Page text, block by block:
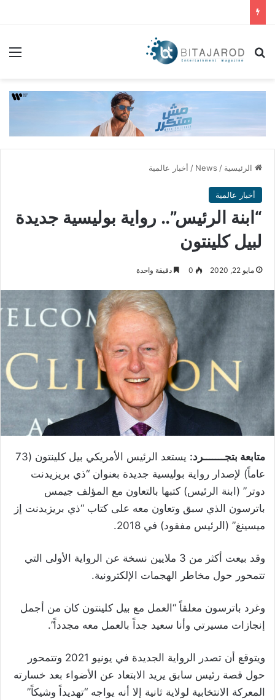
بحث عن
الرئيسية /
News
/ أخبار عالمية
أخبار عالمية
“ابنة الرئيس”.. رواية بوليسية جديدة
لبيل كلينتون
مايو 22, 2020 0 دقيقة واحدة
متابعة بتجـــــــرد:
يستعد الرئيس الأمريكي بيل كلينتون (73
عاماً) لإصدار رواية بوليسية جديدة بعنوان “ذي بريزيدنت
دوتر” (ابنة الرئيس) كتبها بالتعاون مع المؤلف جيمس
باترسون الذي سبق وتعاون معه على كتاب “ذي بريزيدنت إز
ميسينغ” (الرئيس مفقود) في 2018.
وقد بيعت أكثر من 3 ملايين نسخة عن الرواية الأولى التي
تتمحور حول مخاطر الهجمات الإلكترونية.
وغرد باترسون معلقاً “العمل مع بيل كلينتون كان من أجمل
إنجازات مسيرتي وأنا سعيد جداً بالعمل معه مجدداً”.
ويتوقع أن تصدر الرواية الجديدة في يونيو 2021 وتتمحور
حول قصة رئيس سابق يريد الابتعاد عن الأضواء بعد خسارته
المعركة الانتخابية لولاية ثانية إلا أنه يواجه “تهديداً وشيكاً”